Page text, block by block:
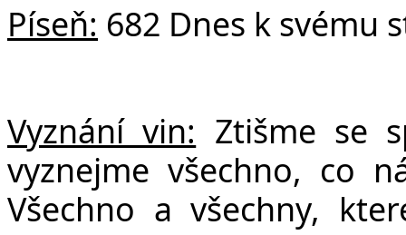
Píseň: 682 Dnes k svému
Vyznání vin: Ztišme se
vyznejme všechno, co
Všechno a všechny,